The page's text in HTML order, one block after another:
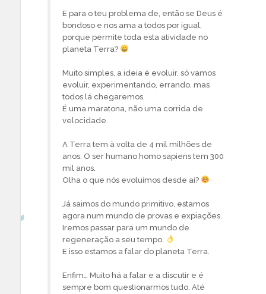
E para o teu problema de, então se Deus é
bondoso e nos ama a todos por igual,
porque permite toda esta atividade no
planeta Terra?
Muito simples, a ideia é evoluir, só vamos
evoluir, experimentando, errando, mas
todos lá chegaremos.
É uma maratona, não uma corrida de
velocidade.
A Terra tem à volta de 4 mil milhões de
anos. O ser humano homo sapiens tem 300
mil anos.
Olha o que nós evoluímos desde aí?
Já saimos do mundo primitivo, estamos
agora num mundo de provas e expiações.
Iremos passar para um mundo de
regeneração a seu tempo.
E isso estamos a falar do planeta Terra.
Enfim… Muito há a falar e a discutir e é
sempre bom questionarmos tudo. Até